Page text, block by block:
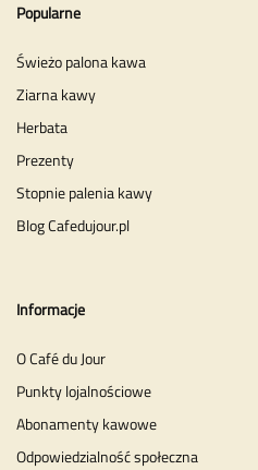
Popularne
Świeżo palona kawa
Ziarna kawy
Herbata
Prezenty
Stopnie palenia kawy
Blog Cafedujour.pl
Informacje
O Café du Jour
Punkty lojalnościowe
Abonamenty kawowe
Odpowiedzialność społeczna